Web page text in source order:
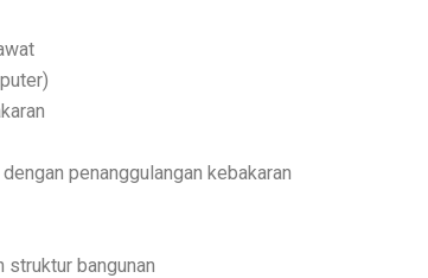
penanggulangan kebakaran
struktur bangunan